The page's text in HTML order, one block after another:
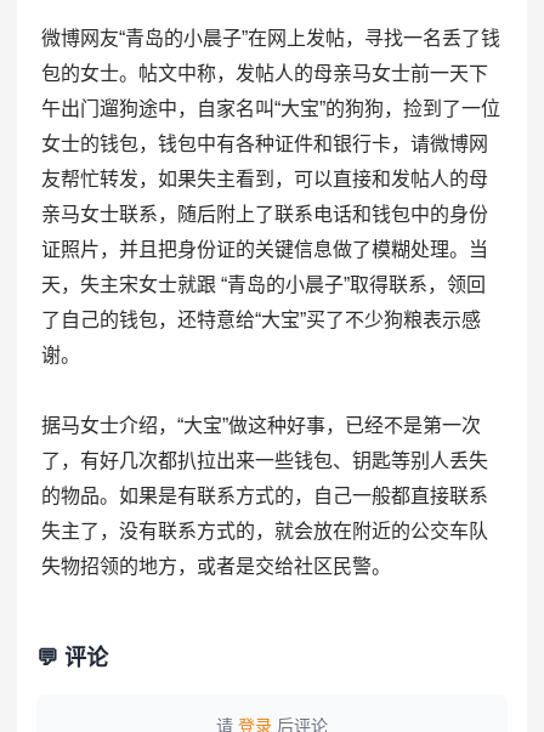
微博网友“青岛的小晨子”在网上发帖，寻找一名丢了钱
包的女士。帖文中称，发帖人的母亲马女士前一天下
午出门遛狗途中，自家名叫“大宝”的狗狗，捡到了一位
女士的钱包，钱包中有各种证件和银行卡，请微博网
友帮忙转发，如果失主看到，可以直接和发帖人的母
亲马女士联系，随后附上了联系电话和钱包中的身份
证照片，并且把身份证的关键信息做了模糊处理。当
天，失主宋女士就跟 “青岛的小晨子”取得联系，领回
了自己的钱包，还特意给“大宝”买了不少狗粮表示感
谢。
据马女士介绍，“大宝”做这种好事，已经不是第一次
了，有好几次都扒拉出来一些钱包、钥匙等别人丢失
的物品。如果是有联系方式的，自己一般都直接联系
失主了，没有联系方式的，就会放在附近的公交车队
失物招领的地方，或者是交给社区民警。
💬 评论
请 登录 后评论